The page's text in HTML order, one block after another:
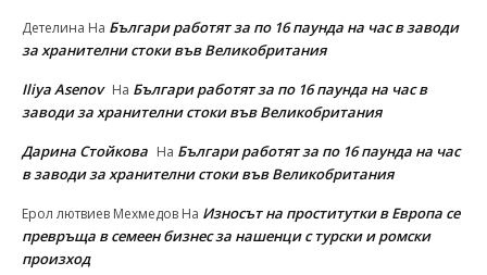
Детелина На Българи работят за по 16 паунда на час в заводи
за хранителни стоки във Великобритания
Iliya Asenov На Българи работят за по 16 паунда на час в
заводи за хранителни стоки във Великобритания
Дарина Стойкова На Българи работят за по 16 паунда на час
в заводи за хранителни стоки във Великобритания
Ерол лютвиев Мехмедов На Износът на проститутки в Европа се
превръща в семеен бизнес за нашенци с турски и ромски
произход